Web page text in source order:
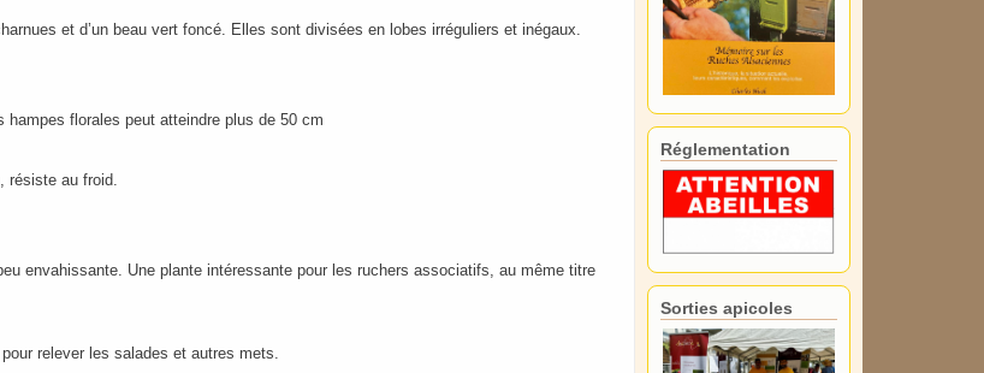
et d’un beau vert foncé. Elles sont divisées en lobes irréguliers et inégaux.
hampes florales peut atteindre plus de 50 cm
résiste au froid.
envahissante. Une plante intéressante pour les ruchers associatifs, au même titre
relever les salades et autres mets.
Réglementation
Sorties apicoles